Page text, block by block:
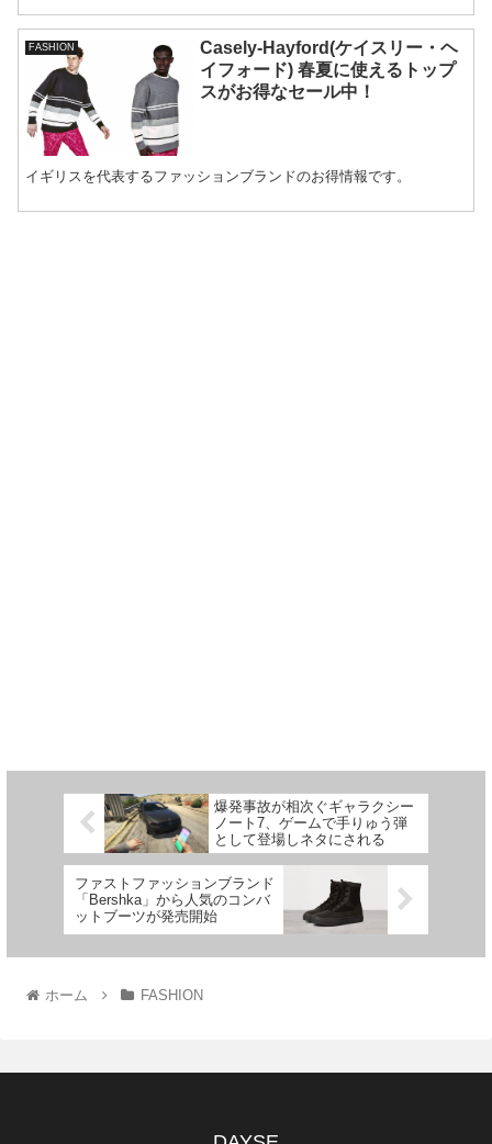
FASHION
Casely-Hayford(ケイスリー・ヘ
イフォード) 春夏に使えるトップ
スがお得なセール中！
イギリスを代表するファッションブランドのお得情報です。
爆発事故が相次ぐギャラクシー
ノート7、ゲームで手りゅう弾
として登場しネタにされる
ファストファッションブランド
「Bershka」から人気のコンバ
ットブーツが発売開始
ホーム FASHION